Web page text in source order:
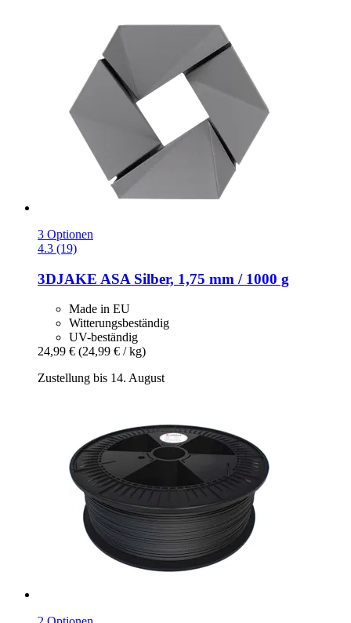
3 Optionen
4.3 (19)
3DJAKE ASA Silber, 1,75 mm / 1000 g
Made in EU
Witterungsbeständig
UV-beständig
24,99 € (24,99 € / kg)
Zustellung bis 14. August